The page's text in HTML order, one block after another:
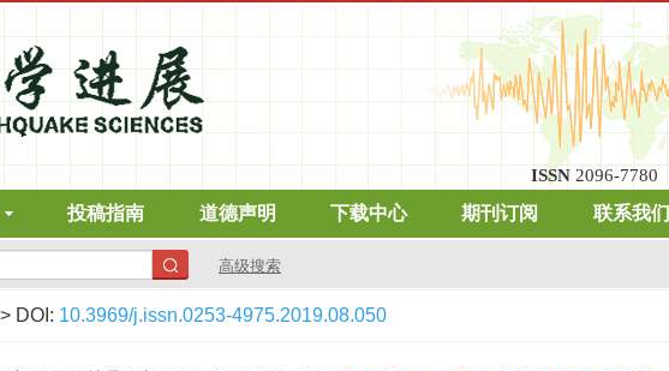
ISSN 2096-7780
投稿指南 道德声明 下载中心 期刊订阅 联系我们
高级搜索
> DOI: 10.3969/j.issn.0253-4975.2019.08.050